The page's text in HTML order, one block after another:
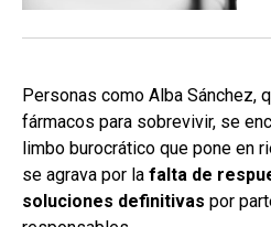
Personas como Alba Sánchez,
fármacos para sobrevivir, se
limbo burocrático que pone en
se agrava por la falta de
soluciones definitivas por